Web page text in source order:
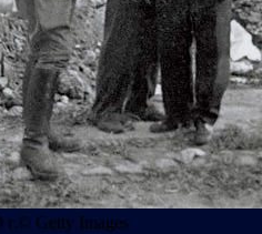
Getty Images